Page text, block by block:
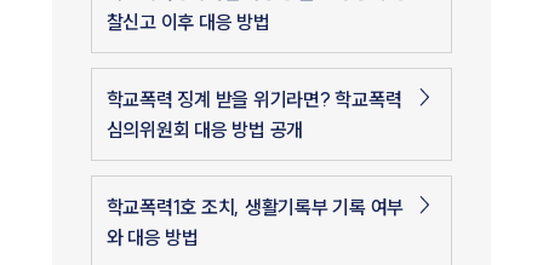
찰신고 이후 대응 방법
학교폭력 징계 받을 위기라면? 학교폭력
심의위원회 대응 방법 공개
학교폭력1호 조치, 생활기록부 기록 여부
와 대응 방법